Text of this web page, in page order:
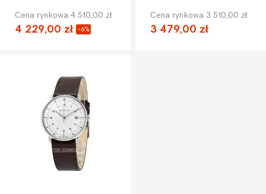
Cena rynkowa 4 510,00 zł
4 229,00 zł -6%
Cena rynkowa 3 510,00 zł
3 479,00 zł